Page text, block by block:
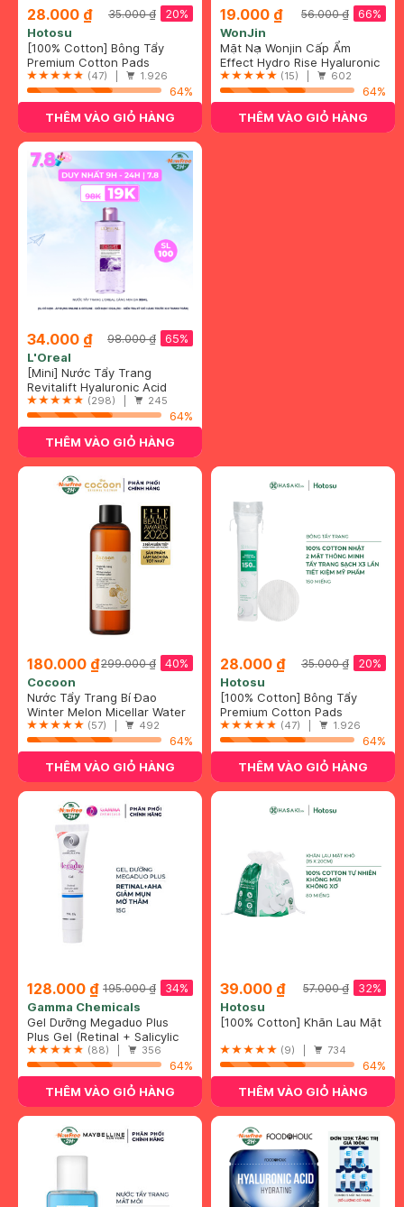
28.000 ₫ 20%
35.000 ₫
Hotosu
[100% Cotton] Bông Tẩy
Trang Hotosu Cao Cấp 150
Miếng
Premium Cotton Pads
(47) | 1.926
64%
THÊM VÀO GIỎ HÀNG
19.000 ₫ 66%
56.000 ₫
WonJin
Mặt Nạ Wonjin Cấp Ẩm
Chuyên Sâu 30g
Effect Hydro Rise Hyaluronic
Concentrated Essence Mask
(15) | 602
64%
THÊM VÀO GIỎ HÀNG
34.000 ₫ 65%
98.000 ₫
L'Oreal
[Mini] Nước Tẩy Trang
L'Oreal Căng Mịn Da 95ml
Revitalift Hyaluronic Acid
Hydrating Micellar Water
(298) | 245
64%
THÊM VÀO GIỎ HÀNG
180.000 ₫ 40%
299.000 ₫
Cocoon
Nước Tẩy Trang Bí Đao
Cocoon Làm Sạch & Giảm
Dầu 500ml
Winter Melon Micellar Water
(57) | 492
64%
THÊM VÀO GIỎ HÀNG
28.000 ₫ 20%
35.000 ₫
Hotosu
[100% Cotton] Bông Tẩy
Trang Hotosu Cao Cấp 150
Miếng
Premium Cotton Pads
(47) | 1.926
64%
THÊM VÀO GIỎ HÀNG
128.000 ₫ 34%
195.000 ₫
Gamma Chemicals
Gel Dưỡng Megaduo Plus
Giảm Mụn, Mờ Thâm 15g
Plus Gel (Retinal + Salicylic
Acid + AHA)(88) | 356
64%
THÊM VÀO GIỎ HÀNG
39.000 ₫ 32%
57.000 ₫
Hotosu
[100% Cotton] Khăn Lau Mặt
Miếng 15x20cm
(9) | 734
64%
THÊM VÀO GIỎ HÀNG